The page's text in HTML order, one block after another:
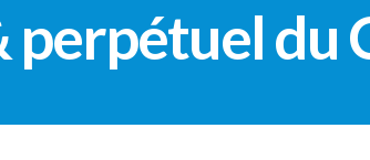
perpétuel du